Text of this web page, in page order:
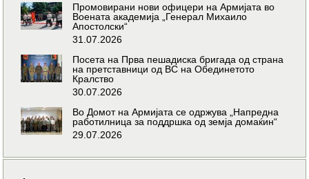
Промовирани нови офицери на Армијата во
Воената академија „Генерал Михаило
Апостолски“
31.07.2026
Посета на Прва пешадиска бригада од страна
на претставници од ВС на Обединетото
Кралство
30.07.2026
Во Домот на Армијата се одржува „Напредна
работилница за поддршка од земја домаќин“
29.07.2026